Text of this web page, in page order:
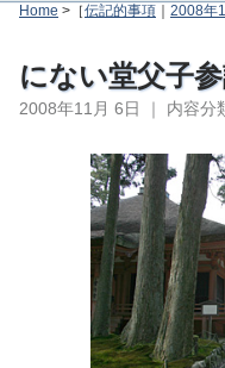
Home >［伝記的事項 ｜ 2008年
にない堂父子
2008年11月 6日 ｜ 内容分